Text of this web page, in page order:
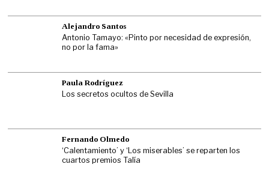
Alejandro Santos
Antonio Tamayo: «Pinto por necesidad de expresión,
no por la fama»
Paula Rodríguez
Los secretos ocultos de Sevilla
Fernando Olmedo
‘Calentamiento’ y ‘Los miserables’ se reparten los
cuartos premios Talía